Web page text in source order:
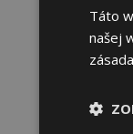
Táto
našej